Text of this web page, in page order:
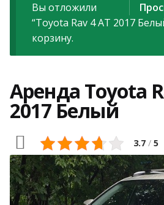
КОНТАКТЫ
Вы отложили
“Toyota Rav 4 АТ 2017
корзину.
Аренда Toyota
2017 Белый
3.7 / 5